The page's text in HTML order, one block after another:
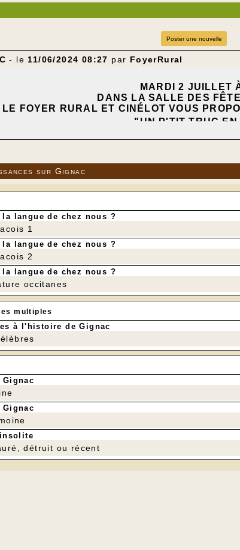
Poster une nouvelle
- le 11/06/2024 08:27 par FoyerRural
MARDI 2 JUILLET
DANS LA SALLE DES
LE FOYER RURAL ET CINÉLOT VOUS
"UN P'TIT TRUC EN
sur Gignac
la langue de chez nous ?
1
la langue de chez nous ?
2
la langue de chez nous ?
occitanes
multiples
à l'histoire de Gignac
détruit ou récent